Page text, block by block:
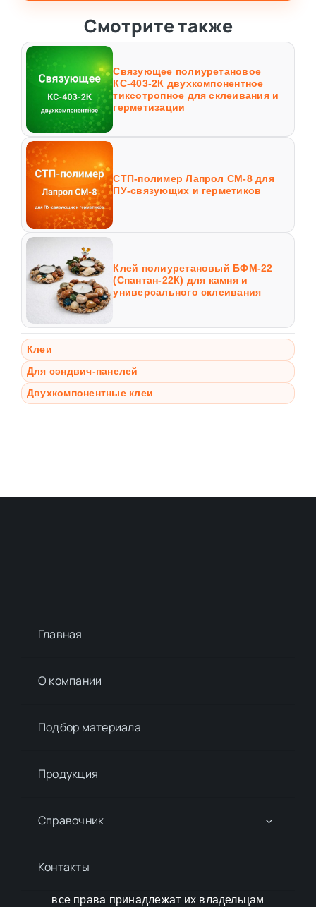
Смотрите также
Связующее полиуретановое
КС-403-2К двухкомпонентное
тиксотропное для склеивания и
герметизации
СТП-полимер Лапрол СМ-8 для
ПУ-связующих и герметиков
Клей полиуретановый БФМ-22
(Спантан-22К) для камня и
универсального склеивания
Клеи
Для сэндвич-панелей
Двухкомпонентные клеи
Главная
О компании
Подбор материалa
Продукция
Справочник
Контакты
все права принадлежат их владельцам